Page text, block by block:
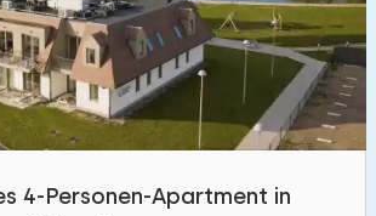
4-Personen-Apartment in